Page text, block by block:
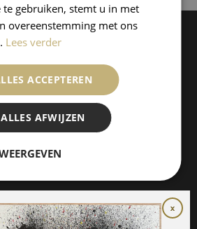
ART IS:
te gebruiken, stemt u in met
overeenstemming met ons
Lees verder
ACCEPTEREN
ALLES AFWIJZEN